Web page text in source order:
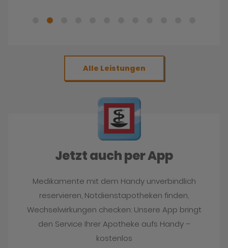
Alle Leistungen
Jetzt auch per App
Medikamente mit dem Handy unverbindlich
reservieren, Notdienstapotheken finden,
Wechselwirkungen checken: Unsere App bringt
den Service Ihrer Apotheke aufs Handy –
kostenlos